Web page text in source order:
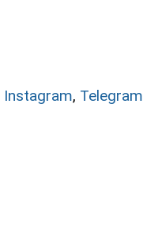
Instagram, Telegram